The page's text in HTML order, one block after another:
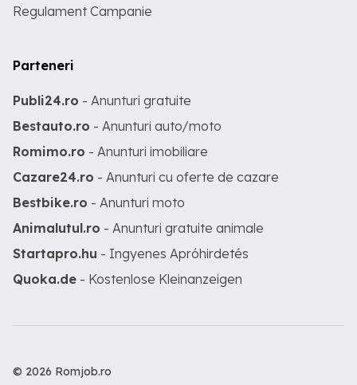
Regulament Campanie
Parteneri
Publi24.ro - Anunturi gratuite
Bestauto.ro - Anunturi auto/moto
Romimo.ro - Anunturi imobiliare
Cazare24.ro - Anunturi cu oferte de cazare
Bestbike.ro - Anunturi moto
Animalutul.ro - Anunturi gratuite animale
Startapro.hu - Ingyenes Apróhirdetés
Quoka.de - Kostenlose Kleinanzeigen
© 2026 Romjob.ro